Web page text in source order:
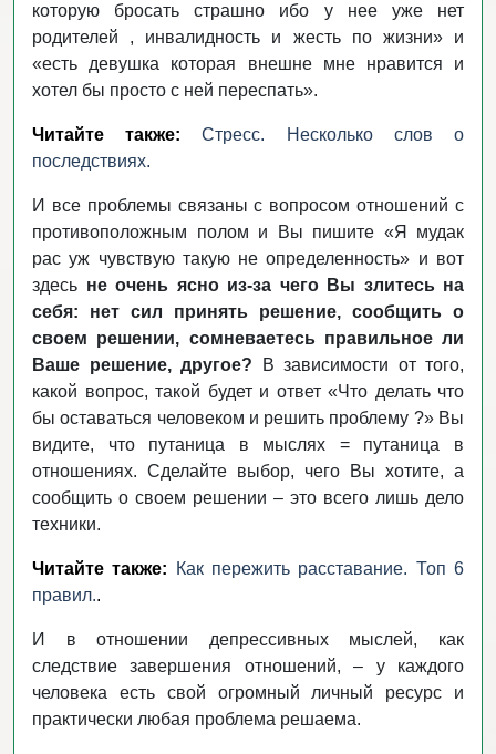
которую бросать страшно ибо у нее уже нет
родителей , инвалидность и жесть по жизни» и
«есть девушка которая внешне мне нравится и
хотел бы просто с ней переспать».
Читайте также:
Стресс. Несколько слов о
последствиях.
И все проблемы связаны с вопросом отношений с
противоположным полом и Вы пишите «Я мудак
рас уж чувствую такую не определенность» и вот
здесь не очень ясно из-за чего Вы злитесь на
себя: нет сил принять решение, сообщить о
своем решении, сомневаетесь правильное ли
Ваше решение, другое?
В зависимости от того,
какой вопрос, такой будет и ответ «Что делать что
бы оставаться человеком и решить проблему ?» Вы
видите, что путаница в мыслях = путаница в
отношениях. Сделайте выбор, чего Вы хотите, а
сообщить о своем решении – это всего лишь дело
техники.
Читайте также:
Как пережить расставание. Топ 6
правил..
И в отношении депрессивных мыслей, как
следствие завершения отношений, – у каждого
человека есть свой огромный личный ресурс и
практически любая проблема решаема.